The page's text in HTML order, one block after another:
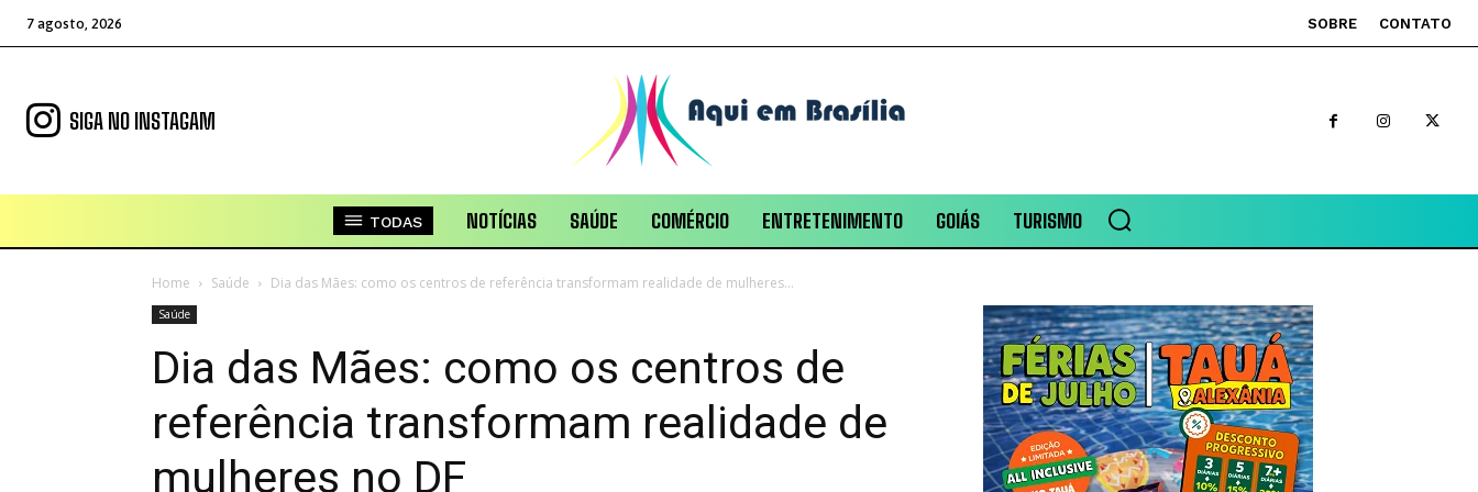
7 agosto, 2026 SOBRE CONTATO
SIGA NO INSTAGAM
TODAS NOTÍCIAS SAÚDE COMÉRCIO ENTRETENIMENTO GOIÁS TURISMO
Home Saúde Dia das Mães: como os centros de referência transformam realidade de mulheres...
Saúde
Dia das Mães: como os centros de
referência transformam realidade de
mulheres no DF